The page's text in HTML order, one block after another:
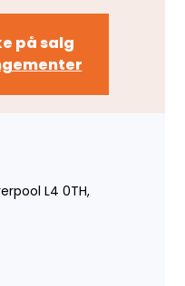
på salg
L4 0TH,